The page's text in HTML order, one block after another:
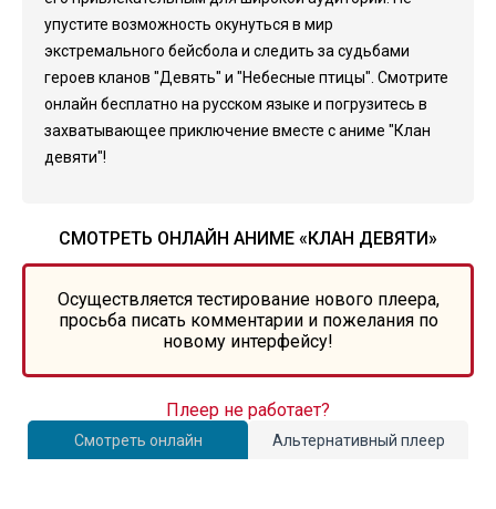
упустите возможность окунуться в мир
экстремального бейсбола и следить за судьбами
героев кланов "Девять" и "Небесные птицы". Смотрите
онлайн бесплатно на русском языке и погрузитесь в
захватывающее приключение вместе с аниме "Клан
девяти"!
СМОТРЕТЬ ОНЛАЙН АНИМЕ «КЛАН ДЕВЯТИ»
Осуществляется тестирование нового плеера,
просьба писать комментарии и пожелания по
новому интерфейсу!
Смотреть онлайн Альтернативный плеер
Плеер не работает?